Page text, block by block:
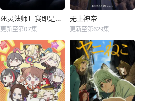
死灵法师！我即是天灾动漫
更新至第07集
无上神帝
更新至第629集